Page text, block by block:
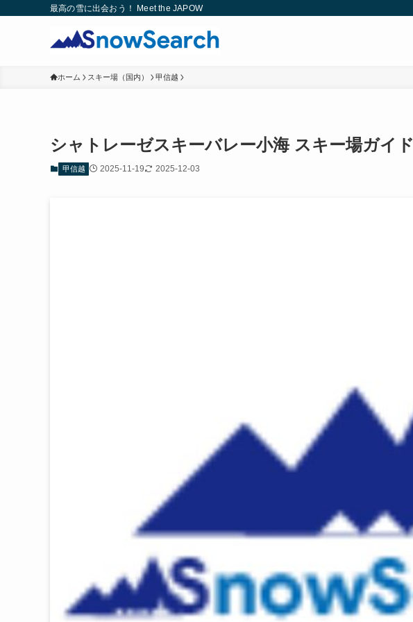
最高の雪に出会おう！ Meet the JAPOW
ホーム スキー場（国内） 甲信越
シャトレーゼスキーバレー小海 スキー場ガイド
甲信越 2025-11-19 2025-12-03